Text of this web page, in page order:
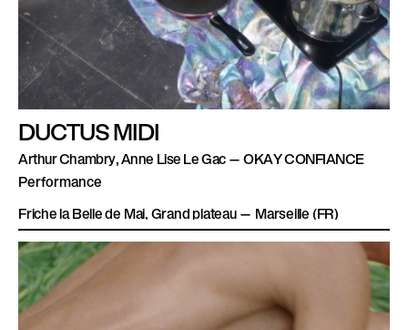
DUCTUS MIDI
Arthur Chambry, Anne Lise Le Gac — OKAY CONFIANCE
Performance
Friche la Belle de Mai, Grand plateau — Marseille (FR)